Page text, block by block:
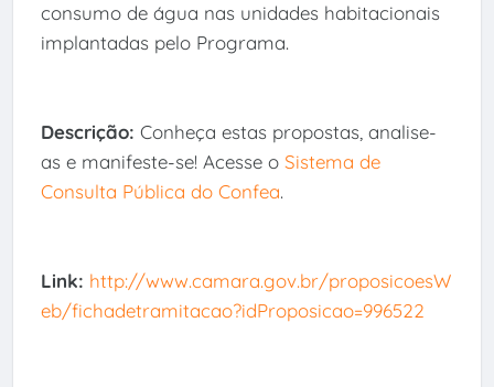
consumo de água nas unidades habitacionais
implantadas pelo Programa.
Descrição: Conheça estas propostas, analise-
as e manifeste-se! Acesse o Sistema de
Consulta Pública do Confea.
Link: http://www.camara.gov.br/proposicoesW
eb/fichadetramitacao?idProposicao=996522